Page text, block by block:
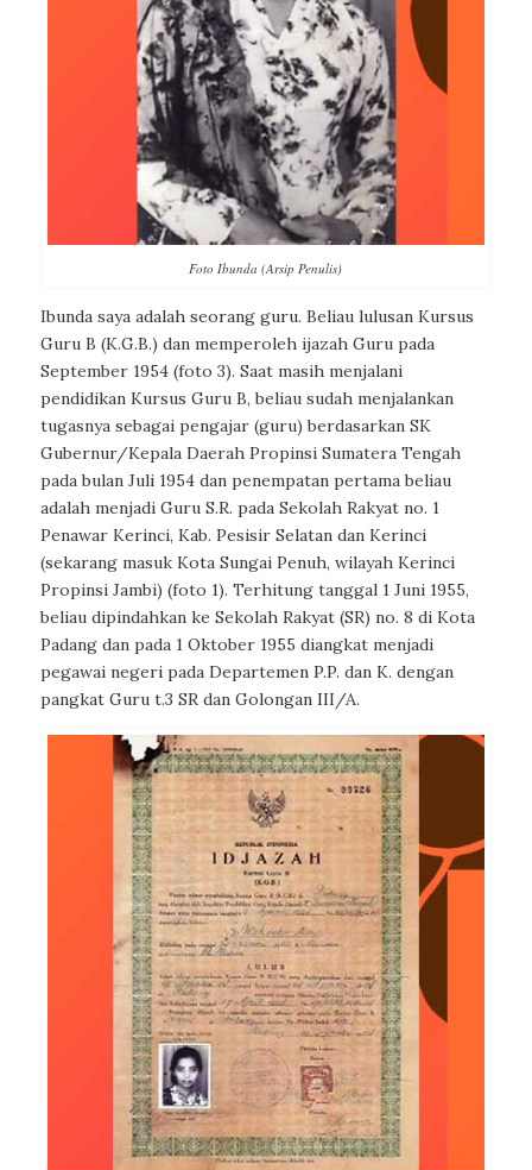
Foto Ibunda (Arsip Penulis)
Ibunda saya adalah seorang guru. Beliau lulusan Kursus
Guru B (K.G.B.) dan memperoleh ijazah Guru pada
September 1954 (foto 3). Saat masih menjalani
pendidikan Kursus Guru B, beliau sudah menjalankan
tugasnya sebagai pengajar (guru) berdasarkan SK
Gubernur/Kepala Daerah Propinsi Sumatera Tengah
pada bulan Juli 1954 dan penempatan pertama beliau
adalah menjadi Guru S.R. pada Sekolah Rakyat no. 1
Penawar Kerinci, Kab. Pesisir Selatan dan Kerinci
(sekarang masuk Kota Sungai Penuh, wilayah Kerinci
Propinsi Jambi) (foto 1). Terhitung tanggal 1 Juni 1955,
beliau dipindahkan ke Sekolah Rakyat (SR) no. 8 di Kota
Padang dan pada 1 Oktober 1955 diangkat menjadi
pegawai negeri pada Departemen P.P. dan K. dengan
pangkat Guru t.3 SR dan Golongan III/A.